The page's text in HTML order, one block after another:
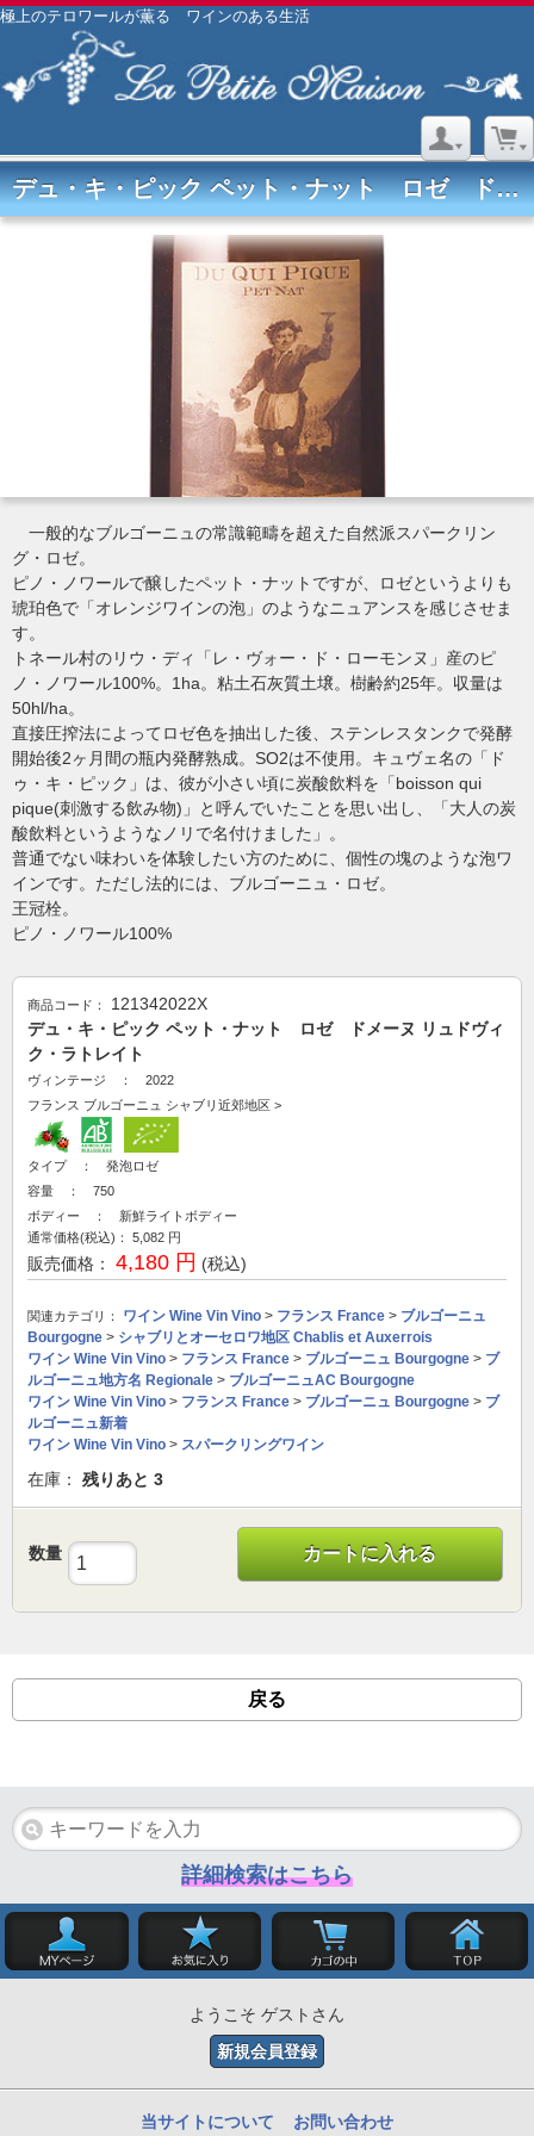
極上のテロワールが薫る ワインのある生活
デュ・キ・ピック ペット・ナット ロゼ ドメーヌ リュドヴィク・ラトレイト
一般的なブルゴーニュの常識範疇を超えた自然派スパークリン
グ・ロゼ。
ピノ・ノワールで醸したペット・ナットですが、ロゼというよりも
琥珀色で「オレンジワインの泡」のようなニュアンスを感じさせま
す。
トネール村のリウ・ディ「レ・ヴォー・ド・ローモンヌ」産のピ
ノ・ノワール100%。1ha。粘土石灰質土壌。樹齢約25年。収量は
50hl/ha。
直接圧搾法によってロゼ色を抽出した後、ステンレスタンクで発酵
開始後2ヶ月間の瓶内発酵熟成。SO2は不使用。キュヴェ名の「ド
ゥ・キ・ピック」は、彼が小さい頃に炭酸飲料を「boisson qui
pique(刺激する飲み物)」と呼んでいたことを思い出し、「大人の炭
酸飲料というようなノリで名付けました」。
普通でない味わいを体験したい方のために、個性の塊のような泡ワ
インです。ただし法的には、ブルゴーニュ・ロゼ。
王冠栓。
ピノ・ノワール100%
商品コード：
121342022X
デュ・キ・ピック ペット・ナット ロゼ ドメーヌ リュドヴィ
ク・ラトレイト
ヴィンテージ ： 2022
フランス ブルゴーニュ シャブリ近郊地区 >
タイプ ： 発泡ロゼ
容量 ： 750
ボディー ： 新鮮ライトボディー
通常価格(税込)：
5,082 円
販売価格： 4,180 円 (税込)
関連カテゴリ： ワイン Wine Vin Vino > フランス France > ブルゴーニュ
Bourgogne > シャブリとオーセロワ地区 Chablis et Auxerrois
ワイン Wine Vin Vino > フランス France > ブルゴーニュ Bourgogne > ブ
ルゴーニュ地方名 Regionale > ブルゴーニュAC Bourgogne
ワイン Wine Vin Vino > フランス France > ブルゴーニュ Bourgogne > ブ
ルゴーニュ新着
ワイン Wine Vin Vino > スパークリングワイン
在庫： 残りあと 3
数量 カートに入れる
戻る
詳細検索はこちら
ようこそ ゲストさん
新規会員登録
当サイトについて お問い合わせ